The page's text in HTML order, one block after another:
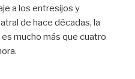
a los entresijos y
de hace décadas, la
mucho más que cuatro